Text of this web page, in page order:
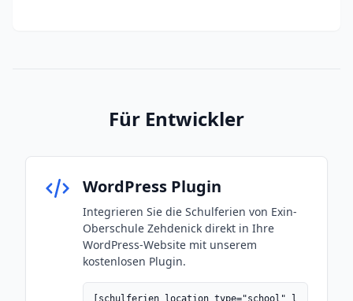
Für Entwickler
WordPress Plugin
Integrieren Sie die Schulferien von Exin-
Oberschule Zehdenick direkt in Ihre
WordPress-Website mit unserem
kostenlosen Plugin.
[schulferien location_type="school" l